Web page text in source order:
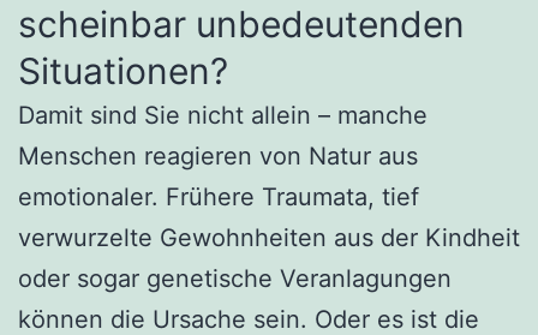
scheinbar unbedeutenden
Situationen?
Damit sind Sie nicht allein – manche
Menschen reagieren von Natur aus
emotionaler. Frühere Traumata, tief
verwurzelte Gewohnheiten aus der Kindheit
oder sogar genetische Veranlagungen
können die Ursache sein. Oder es ist die